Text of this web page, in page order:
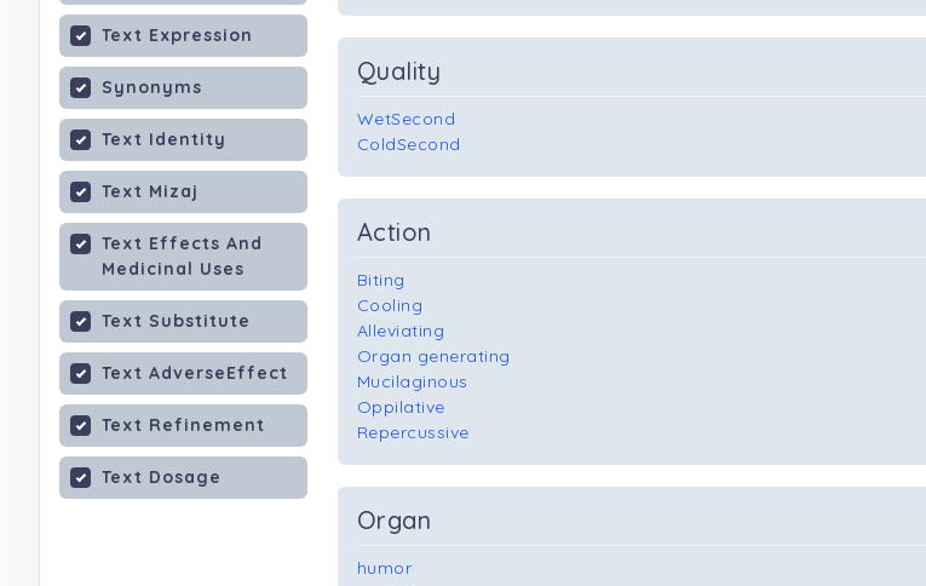
Text Expression
Synonyms
Text Identity
Text Mizaj
Text Effects And
Medicinal Uses
Text Substitute
Text AdverseEffect
Text Refinement
Text Dosage
Quality
WetSecond
ColdSecond
Action
Biting
Cooling
Alleviating
Organ generating
Mucilaginous
Oppilative
Repercussive
Organ
humor